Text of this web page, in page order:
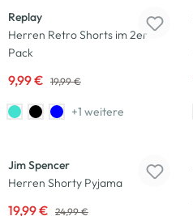
Replay
Herren Retro Shorts im 2er
Pack
9,99 € 19,99 €
+1 weitere
Jim Spencer
Herren Shorty Pyjama
19,99 € 24,99 €